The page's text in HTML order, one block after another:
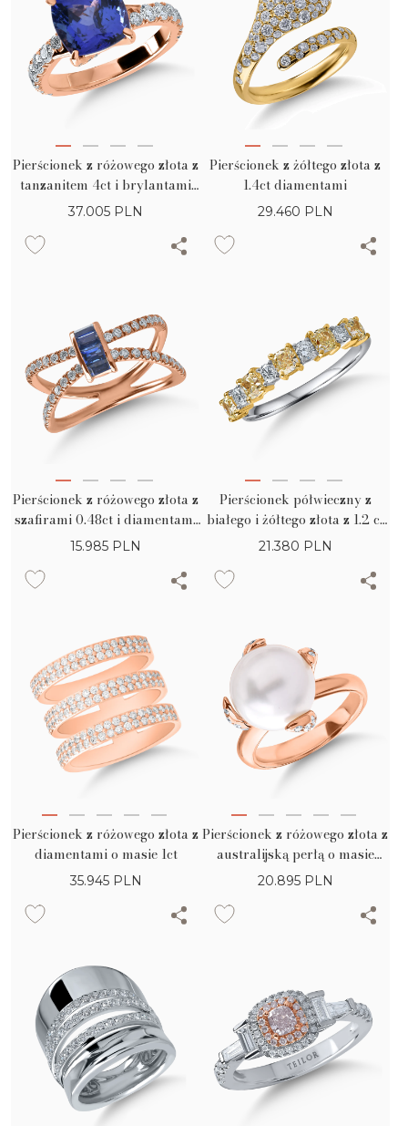
Pierścionek z różowego złota z
tanzanitem 4ct i brylantami
0.8ct
37.005 PLN
Pierścionek z żółtego złota z
1.4ct diamentami
29.460 PLN
Pierścionek z różowego złota z
szafirami 0.48ct i diamentami
0.34ct
15.985 PLN
Pierścionek półwieczny z
białego i żółtego złota z 1.2 ct
żółtych i przejrzystych
21.380 PLN
Pierścionek z różowego złota z
diamentami o masie 1ct
35.945 PLN
Pierścionek z różowego złota z
australijską perłą o masie
12.09ct i brylantami o masie
20.895 PLN